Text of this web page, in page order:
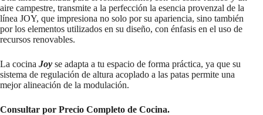
aire campestre, transmite a la perfección la esencia provenzal de la
línea JOY, que impresiona no solo por su apariencia, sino también
por los elementos utilizados en su diseño, con énfasis en el uso de
recursos renovables.
La cocina Joy se adapta a tu espacio de forma práctica, ya que su
sistema de regulación de altura acoplado a las patas permite una
mejor alineación de la modulación.
Consultar por Precio Completo de Cocina.